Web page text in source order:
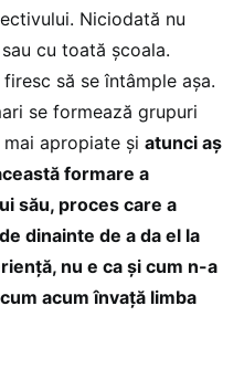
Niciodată nu
cu toată școala.
să se întâmple așa.
se formează grupuri
apropiate și atunci aș
formare a
său, proces care a
dinainte de a da el la
nu e ca și cum n-a
acum învață limba